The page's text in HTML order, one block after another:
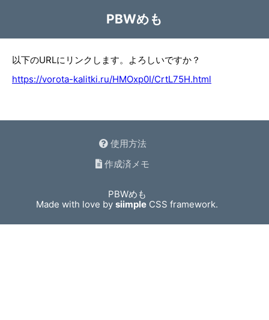
PBWめも
以下のURLにリンクします。よろしいですか？
https://vorota-kalitki.ru/HMOxp0I/CrtL75H.html
使用方法
作成済メモ
PBWめも
Made with love bysiimple CSS framework.